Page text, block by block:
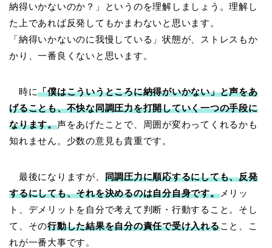
納得いかないのか？」というのを理解しましょう。理解し
た上であれば反発してもかまわないと思います。
「納得いかないのに我慢している」状態が、ストレスもか
かり、一番良くないと思います。
時に「僕はこういうところに納得がいかない」と声をあ
げることも、不快な同調圧力を打開していく一つの手段に
なります。声をあげたことで、周囲が変わってくれるかも
知れません。少数の意見も貴重です。
最後になりますが、 同調圧力に順応するにしても、反発
するにしても、それを決めるのは自分自身です。メリッ
ト、デメリットを自分で考えて判断・行動すること。そし
て、その行動した結果を自分の責任で受け入れること、こ
れが一番大事です。